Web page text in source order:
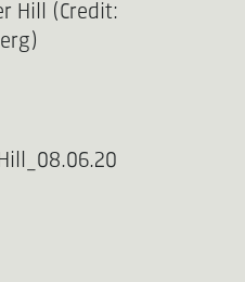
Hill (Credit: